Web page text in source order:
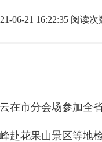
06-21 16:22:35 阅读次
在市分会场参加全
赴花果山景区等地